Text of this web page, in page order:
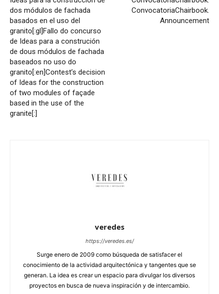
dos módulos de fachada
basados en el uso del
granito[:gl]Fallo do concurso
de Ideas para a construción
de dous módulos de fachada
baseados no uso do
granito[:en]Contest’s decision
of Ideas for the construction
of two modules of façade
based in the use of the
granite[:]
ConvocatoriaChairbook.
Announcement
veredes
https://veredes.es/
Surge enero de 2009 como búsqueda de satisfacer el
conocimiento de la actividad arquitectónica y tangentes que se
generan. La idea es crear un espacio para divulgar los diversos
proyectos en busca de nueva inspiración y de intercambio.